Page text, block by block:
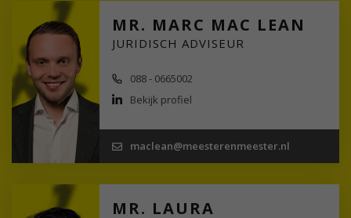
MR. MARC MAC LEAN
JURIDISCH ADVISEUR
088 - 0665002
Bekijk profiel
maclean@meesterenmeester.nl
MR. LAURA